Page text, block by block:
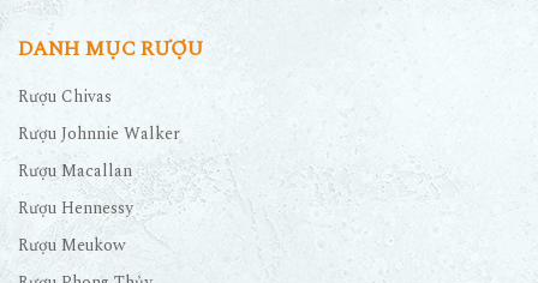
DANH MỤC RƯỢU
Rượu Chivas
Rượu Johnnie Walker
Rượu Macallan
Rượu Hennessy
Rượu Meukow